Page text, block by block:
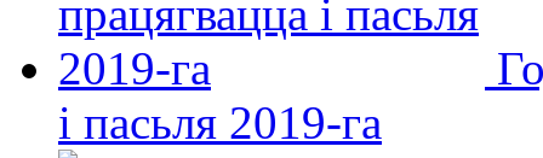
і пасьля 2019-га